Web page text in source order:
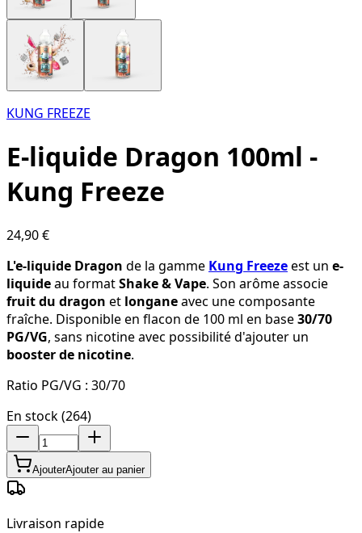
KUNG FREEZE
E-liquide Dragon 100ml -
Kung Freeze
24,90 €
L'e-liquide Dragon de la gamme Kung Freezeest un e-
liquideau formatShake & Vape. Son arôme associe
fruit du dragon et longaneavec une composante
fraîche. Disponible en flacon de 100 ml en base30/70
PG/VG, sans nicotine avec possibilité d'ajouter un
booster de nicotine.
Ratio PG/VG : 30/70
En stock (264)
AjouterAjouter au panier
Livraison rapide